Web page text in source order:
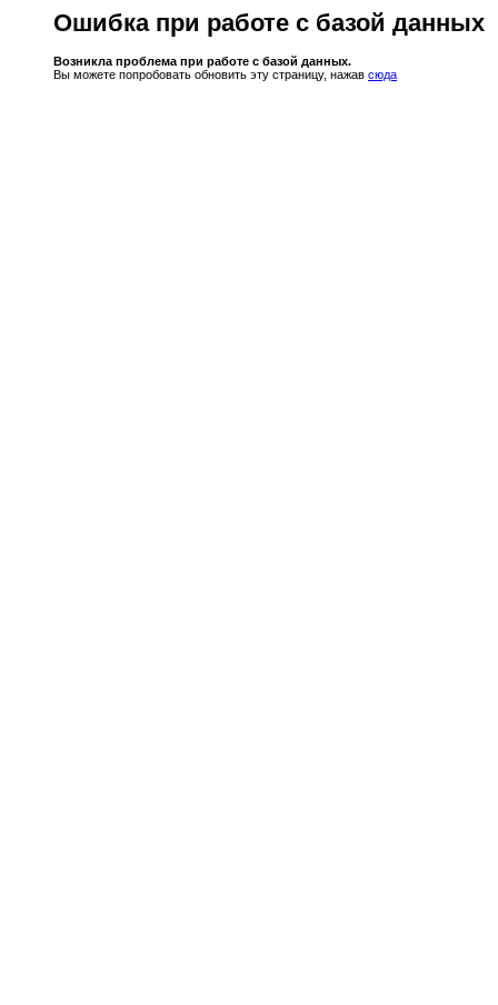
Ошибка при работе с базой данных
Возникла проблема при работе с базой данных.
Вы можете попробовать обновить эту страницу, нажав сюда